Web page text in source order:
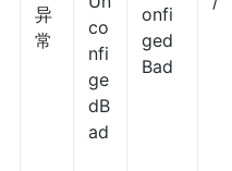
异
常
co
nfi
ge
dB
ad
onfi
ged
Bad